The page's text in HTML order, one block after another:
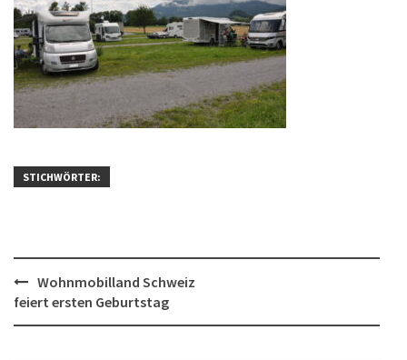
STICHWÖRTER:
Post
navigation
Wohnmobilland Schweiz
feiert ersten Geburtstag